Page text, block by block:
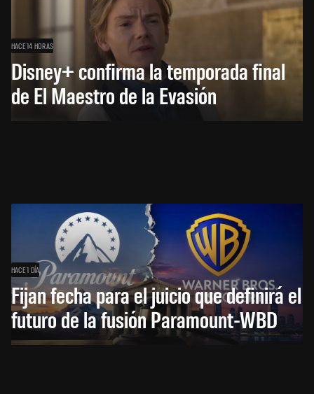
HACE 14 HORAS
Disney+ confirma la temporada final
de El Maestro de la Evasión
HACE 1 DÍA
Fijan fecha para el juicio que definirá el
futuro de la fusión Paramount-WBD